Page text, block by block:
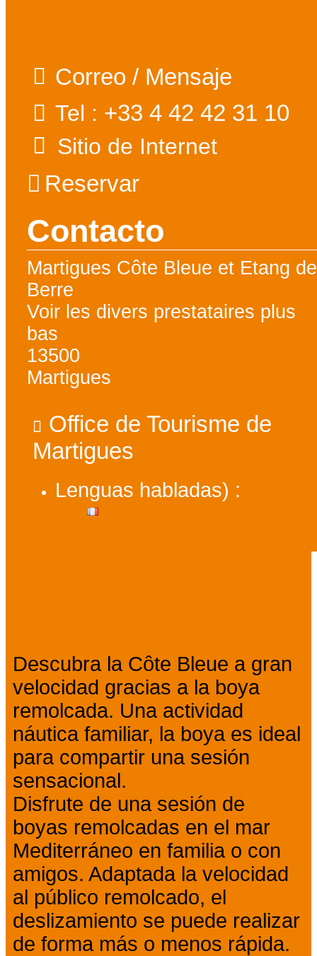
Correo / Mensaje
Tel : +33 4 42 42 31 10
Sitio de Internet
Reservar
Contacto
Martigues Côte Bleue et Etang de
Berre
Voir les divers prestataires plus
bas
13500
Martigues
Office de Tourisme de
Martigues
Lenguas habladas) :
Descubra la Côte Bleue a gran
velocidad gracias a la boya
remolcada. Una actividad
náutica familiar, la boya es ideal
para compartir una sesión
sensacional.
Disfrute de una sesión de
boyas remolcadas en el mar
Mediterráneo en familia o con
amigos. Adaptada la velocidad
al público remolcado, el
deslizamiento se puede realizar
de forma más o menos rápida.